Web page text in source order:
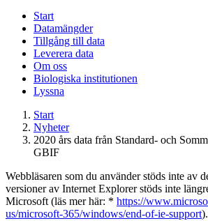
Start
Datamängder
Tillgång till data
Leverera data
Om oss
Biologiska institutionen
Lyssna
Start
Nyheter
2020 års data från Standard- och
GBIF
Webbläsaren som du använder stöds inte av
versioner av Internet Explorer stöds inte
Microsoft (läs mer här: * https://
us/microsoft-365/windows/end-of-ie-support).